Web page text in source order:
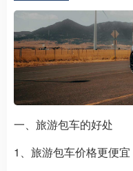
一、旅游包车的好处
1、旅游包车价格更便宜